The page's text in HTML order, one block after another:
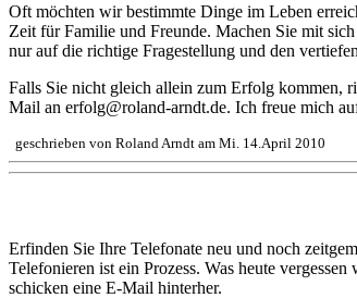
Oft möchten wir bestimmte Dinge im Leben
Zeit für Familie und Freunde. Machen Sie mit
nur auf die richtige Fragestellung und den
Falls Sie nicht gleich allein zum Erfolg kommen,
Mail an erfolg@roland-arndt.de. Ich freue mich
geschrieben von Roland Arndt am Mi. 14.April 2010
Erfinden Sie Ihre Telefonate neu und noch
Telefonieren ist ein Prozess. Was heute
schicken eine E-Mail hinterher.